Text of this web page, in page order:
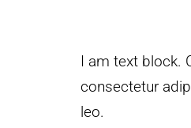
I am text block.
consectetur
leo.